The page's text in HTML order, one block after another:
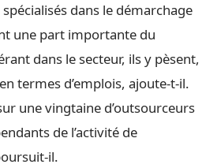
dans le démarchage
une part importante du
dans le secteur, ils y pèsent,
termes d’emplois, ajoute-t-il.
une vingtaine d’outsourceurs
de l’activité de
il.